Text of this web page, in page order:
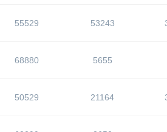
55529 53243
68880 5655
50529 21164